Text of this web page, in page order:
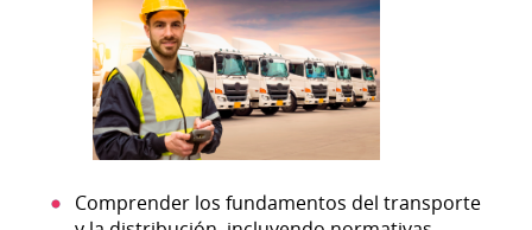
Comprender los fundamentos del transporte